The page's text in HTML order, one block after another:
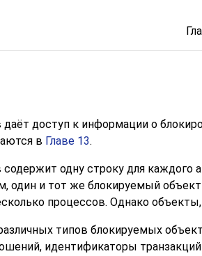
даёт доступ к информации о
в Главе 13.
содержит одну строку для каждого
один и тот же блокируемый
процессов. Однако
типов блокируемых
идентификаторы